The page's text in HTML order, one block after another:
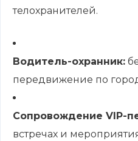
телохранителей.
Водитель-охранник:
передвижение по
Сопровождение VIP-
встречах и